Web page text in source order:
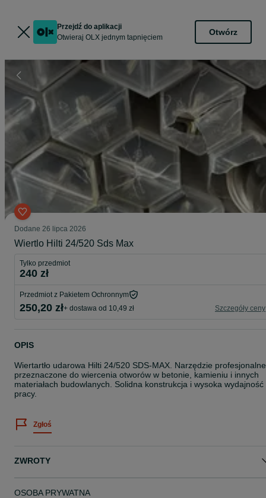
Przejdź do aplikacji
Otwieraj OLX jednym tapnięciem
Otwórz
Dodane 26 lipca 2026
Wiertlo Hilti 24/520 Sds Max
Tylko przedmiot
240 zł
Przedmiot z Pakietem Ochronnym
250,20 zł+ dostawa od 10,49 zł Szczegóły ceny
OPIS
Wiertartło udarowa Hilti 24/520 SDS-MAX. Narzędzie
przeznaczone do wiercenia otworów w betonie, kamieniu i innych
materiałach budowlanych. Solidna konstrukcja i wysoka wydajność
pracy.
Zgłoś
ZWROTY
OSOBA PRYWATNA